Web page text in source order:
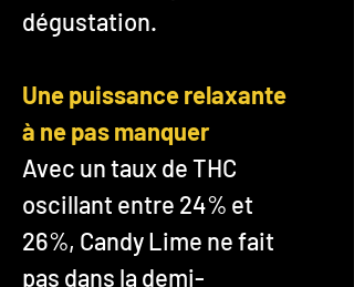
dégustation.
Une puissance relaxante
à ne pas manquer
Avec un taux de THC
oscillant entre 24% et
26%, Candy Lime ne fait
pas dans la demi-